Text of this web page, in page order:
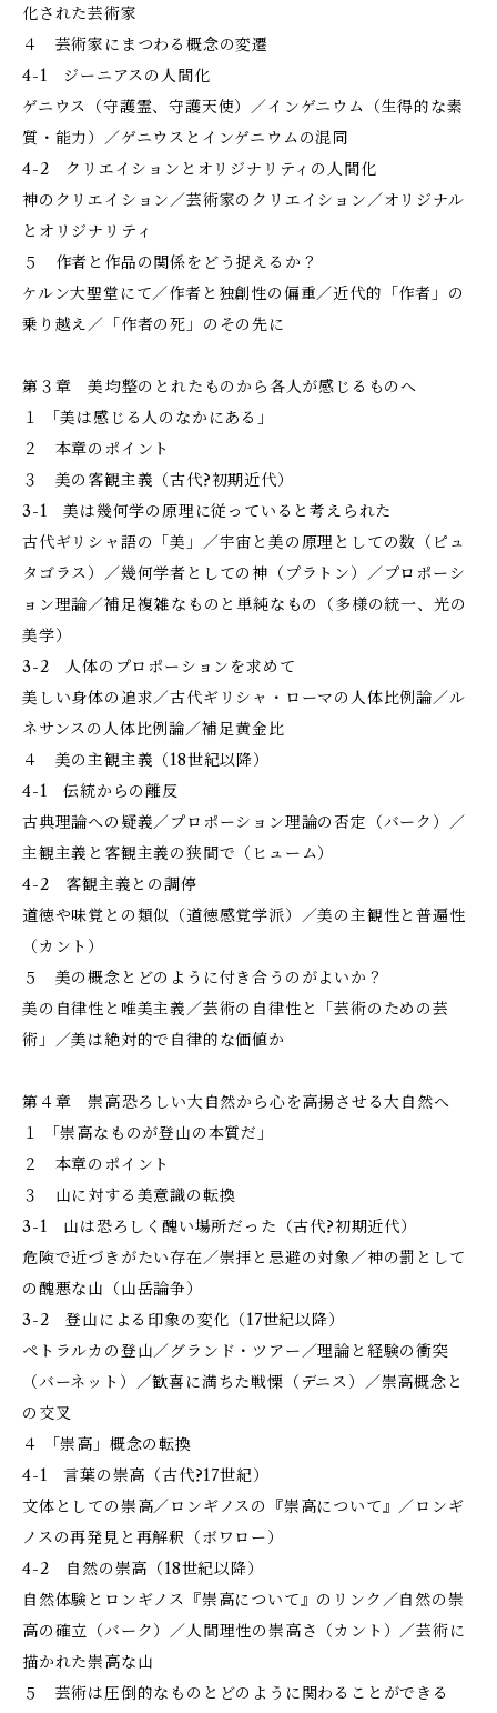
化された芸術家
４ 芸術家にまつわる概念の変遷
4-1 ジーニアスの人間化
ゲニウス（守護霊、守護天使）／インゲニウム（生得的な素
質・能力）／ゲニウスとインゲニウムの混同
4-2 クリエイションとオリジナリティの人間化
神のクリエイション／芸術家のクリエイション／オリジナル
とオリジナリティ
５ 作者と作品の関係をどう捉えるか？
ケルン大聖堂にて／作者と独創性の偏重／近代的「作者」の
乗り越え／「作者の死」のその先に
第３章 美――均整のとれたものから各人が感じるものへ
１ 「美は感じる人のなかにある」
２ 本章のポイント
３ 美の客観主義（古代?初期近代）
3-1 美は幾何学の原理に従っていると考えられた
古代ギリシャ語の「美」／宇宙と美の原理としての数（ピュ
タゴラス）／幾何学者としての神（プラトン）／プロポーシ
ョン理論／補足――複雑なものと単純なもの（多様の統一、光の
美学）
3-2 人体のプロポーションを求めて
美しい身体の追求／古代ギリシャ・ローマの人体比例論／ル
ネサンスの人体比例論／補足――黄金比
４ 美の主観主義（18世紀以降）
4-1 伝統からの離反
古典理論への疑義／プロポーション理論の否定（バーク）／
主観主義と客観主義の狭間で（ヒューム）
4-2 客観主義との調停
道徳や味覚との類似（道徳感覚学派）／美の主観性と普遍性
（カント）
５ 美の概念とどのように付き合うのがよいか？
美の自律性と唯美主義／芸術の自律性と「芸術のための芸
術」／美は絶対的で自律的な価値か
第４章 崇高――恐ろしい大自然から心を高揚させる大自然へ
１ 「崇高なものが登山の本質だ」
２ 本章のポイント
３ 山に対する美意識の転換
3-1 山は恐ろしく醜い場所だった（古代?初期近代）
危険で近づきがたい存在／崇拝と忌避の対象／神の罰として
の醜悪な山（山岳論争）
3-2 登山による印象の変化（17世紀以降）
ペトラルカの登山／グランド・ツアー／理論と経験の衝突
（バーネット）／歓喜に満ちた戦慄（デニス）／崇高概念と
の交叉
４ 「崇高」概念の転換
4-1 言葉の崇高（古代?17世紀）
文体としての崇高／ロンギノスの『崇高について』／ロンギ
ノスの再発見と再解釈（ボワロー）
4-2 自然の崇高（18世紀以降）
自然体験とロンギノス『崇高について』のリンク／自然の崇
高の確立（バーク）／人間理性の崇高さ（カント）／芸術に
描かれた崇高な山
５ 芸術は圧倒的なものとどのように関わることができる